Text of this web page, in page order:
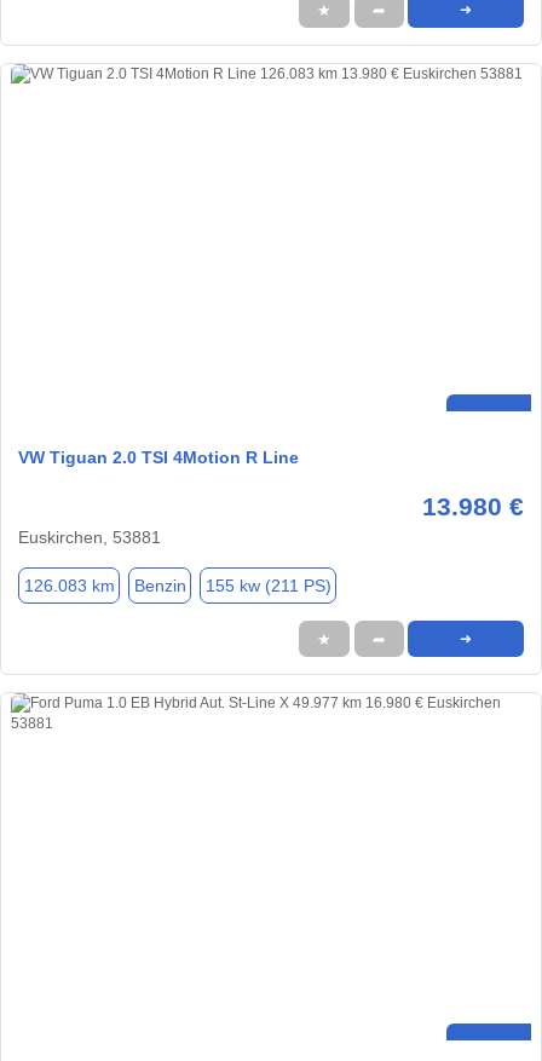
★ ➦ ➜
VW Tiguan 2.0 TSI 4Motion R Line
13.980 €
Euskirchen, 53881
126.083 km Benzin 155 kw (211 PS)
★ ➦ ➜